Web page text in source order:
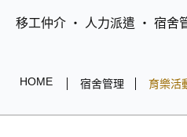
移工仲介 ‧ 人力派遣 ‧ 宿舍
HOME 宿舍管理 育樂活